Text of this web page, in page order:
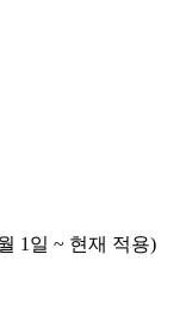
1일 ~ 현재 적용)